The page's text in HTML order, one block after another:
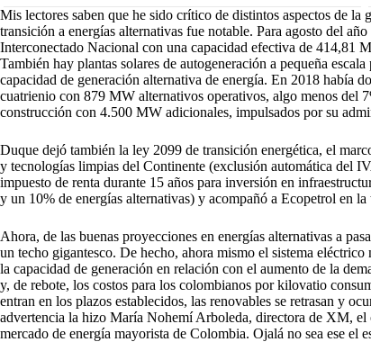
Mis lectores saben que he sido crítico de distintos aspectos de
transición a energías alternativas fue notable. Para agosto del
Interconectado Nacional con una capacidad efectiva de 414,81
También hay plantas solares de autogeneración a pequeña
capacidad de generación alternativa de energía. En 2018 había
cuatrienio con 879 MW alternativos operativos, algo menos del
construcción con 4.500 MW adicionales, impulsados por su
Duque dejó también la ley 2099 de transición energética, el
y tecnologías limpias del Continente (exclusión automática del
impuesto de renta durante 15 años para inversión en
y un 10% de energías alternativas) y acompañó a Ecopetrol en
Ahora, de las buenas proyecciones en energías alternativas a
un techo gigantesco. De hecho, ahora mismo el sistema
la capacidad de generación en relación con el aumento de la
y, de rebote, los costos para los colombianos por kilovatio
entran en los plazos establecidos, las renovables se retrasan y
advertencia la hizo María Nohemí Arboleda, directora de XM,
mercado de energía mayorista de Colombia. Ojalá no sea ese el